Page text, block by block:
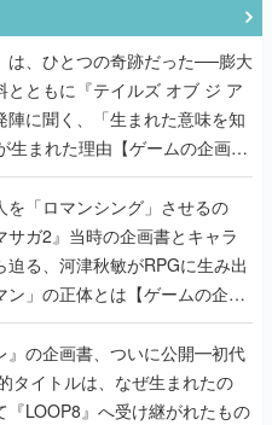
は、ひとつの奇跡だった──膨大
とともに『テイルズ オブ ジ ア
陣に聞く、「生まれた意味を知
生まれた理由【ゲームの企画
を「ロマンシング」させるの
サガ2』当時の企画書とキャラ
迫る、河津秋敏がRPGに生み出
ン」の正体とは【ゲームの企画
』の企画書、ついに公開━初代
タイトルは、なぜ生まれたの
『LOOP8』へ受け継がれたもの